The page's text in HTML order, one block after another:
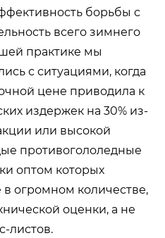
борьбы с
всего зимнего
практике мы
с ситуациями, когда
цене приводила к
издержек на 30% из-
или высокой
противогололедные
оптом которых
огромном количестве,
оценки, а не
листов.